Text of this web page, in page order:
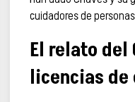
cuidadores de
El relato del
licencias de